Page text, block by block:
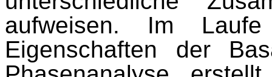
aufweisen. Im
Eigenschaften der